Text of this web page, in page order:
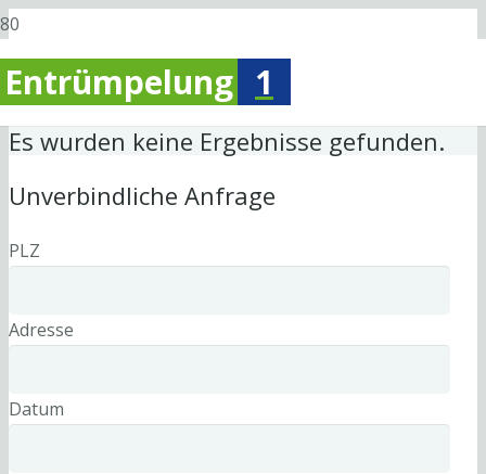
Entrümpelung 1
Es wurden keine Ergebnisse gefunden.
Unverbindliche Anfrage
PLZ
Adresse
Datum